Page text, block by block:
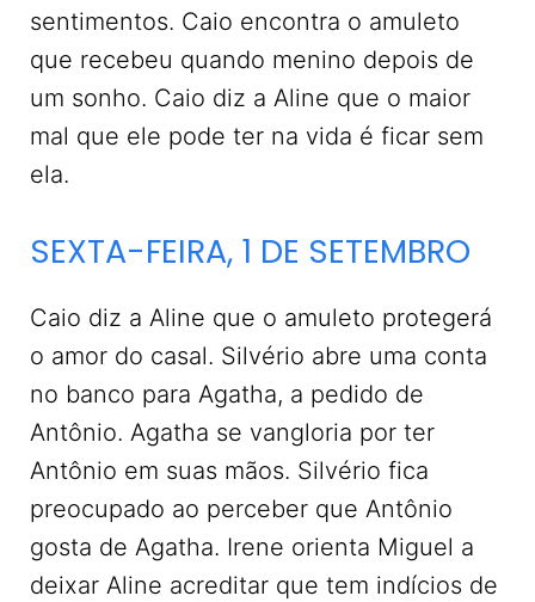
sentimentos. Caio encontra o amuleto
que recebeu quando menino depois de
um sonho. Caio diz a Aline que o maior
mal que ele pode ter na vida é ficar sem
ela.
SEXTA-FEIRA, 1 DE SETEMBRO
Caio diz a Aline que o amuleto protegerá
o amor do casal. Silvério abre uma conta
no banco para Agatha, a pedido de
Antônio. Agatha se vangloria por ter
Antônio em suas mãos. Silvério fica
preocupado ao perceber que Antônio
gosta de Agatha. Irene orienta Miguel a
deixar Aline acreditar que tem indícios de